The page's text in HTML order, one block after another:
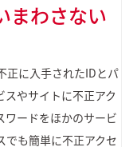
まわさない
正に入手されたIDとパ
やサイトに不正アク
ワードをほかのサービ
でも簡単に不正アクセ